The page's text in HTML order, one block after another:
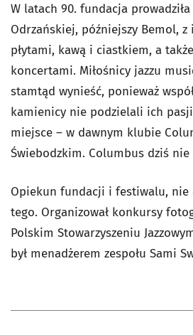
W latach 90. fundacja
Odrzańskiej, późniejszy Bemol,
płytami, kawą i ciastkiem, a
koncertami. Miłośnicy jazzu
stamtąd wynieść, ponieważ
kamienicy nie podzielali ich
miejsce – w dawnym klubie
Świebodzkim. Columbus dziś
Opiekun fundacji i festiwalu, nie
tego. Organizował konkursy
Polskim Stowarzyszeniu
był menadżerem zespołu Sami